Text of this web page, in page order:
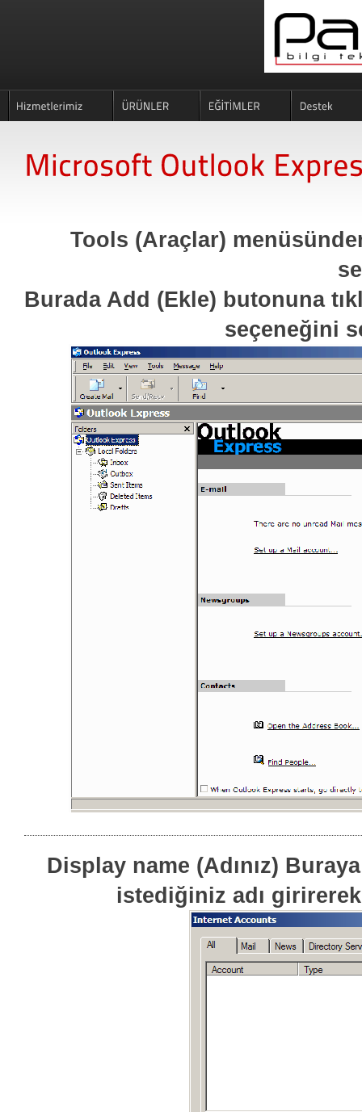
Tools (Araçlar)
Burada Add (Ekle) butonuna
seçeneğini
Display name (Adınız)
istediğiniz adı